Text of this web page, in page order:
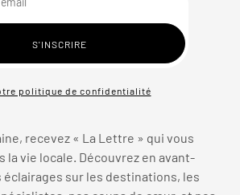
politique de confidentialité
recevez « La Lettre » qui vous
la vie locale. Découvrez en avant-
éclairages sur les destinations, les